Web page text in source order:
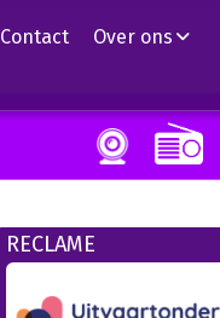
Contact Over ons
RECLAME